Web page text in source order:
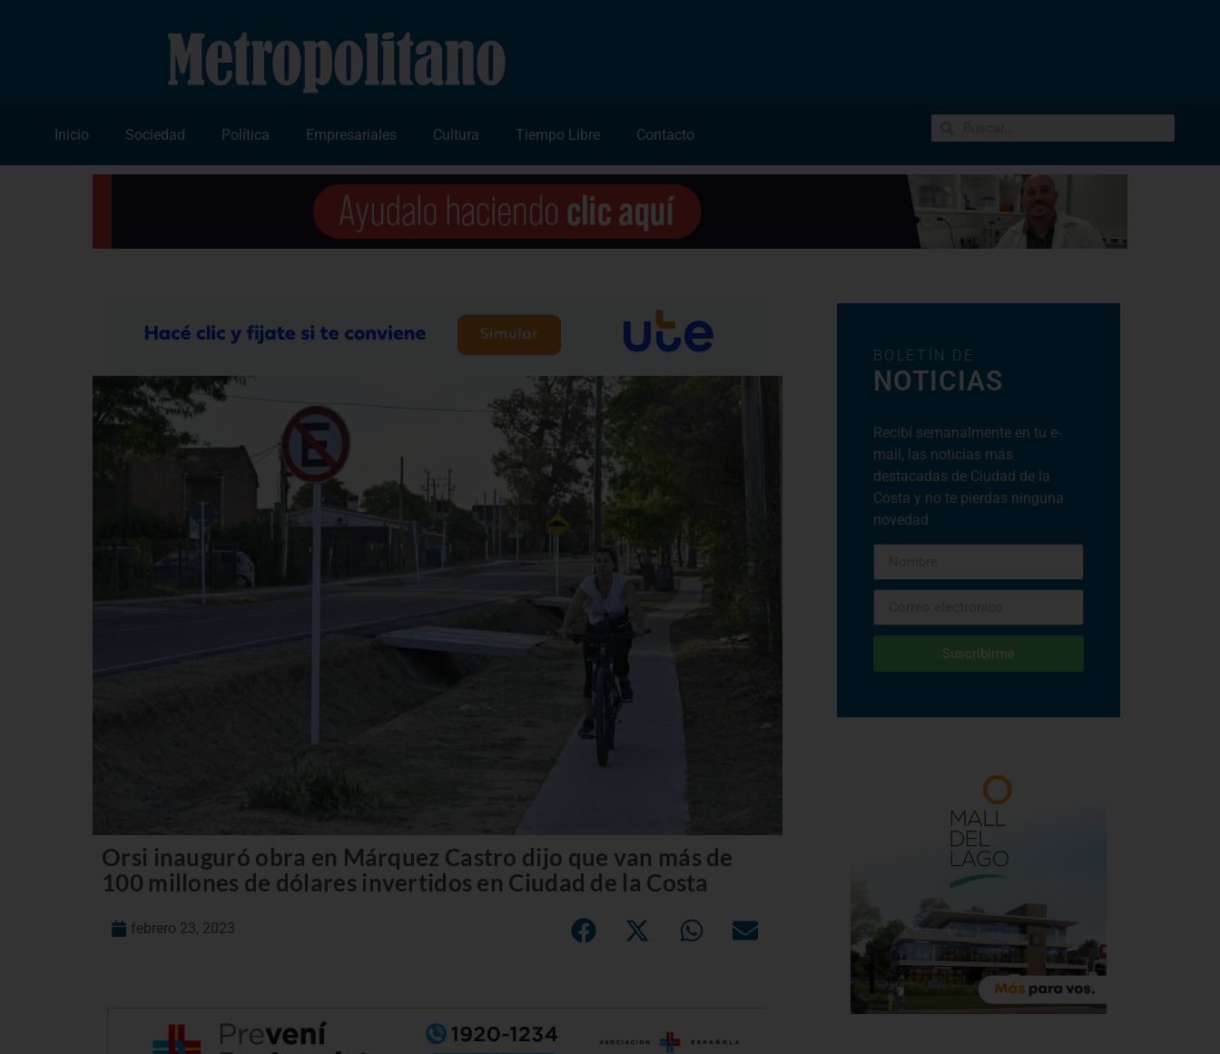
Inicio Sociedad Política Empresariales Cultura Tiempo Libre Contacto
Orsi inauguró obra en Márquez Castro dijo que van más de
100 millones de dólares invertidos en Ciudad de la Costa
febrero 23, 2023
BOLETÍN DE
NOTICIAS
Recibí semanalmente en tu e-
mail, las noticias más
destacadas de Ciudad de la
Costa y no te pierdas ninguna
novedad
Suscribirme